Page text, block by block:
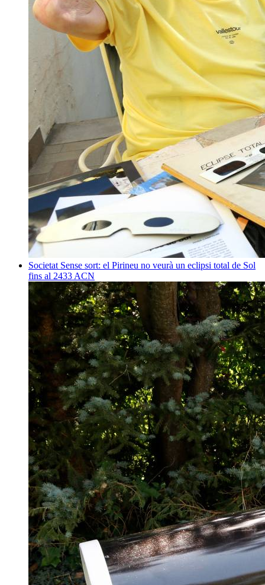
Societat Sense sort: el Pirineu no veurà un eclipsi total de Sol
fins al 2433 ACN